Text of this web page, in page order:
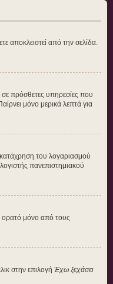
αποκλειστεί από την σελίδα.
σε πρόσθετες υπηρεσίες που
μόνο μερικά λεπτά για
του λογαριασμού
πανεπιστημιακού
ορατό μόνο από τους
στην επιλογή Έχω ξεχάσει